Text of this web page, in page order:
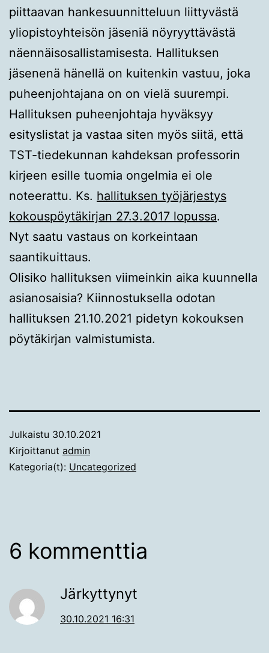
piittaavan hankesuunnitteluun liittyvästä
yliopistoyhteisön jäseniä nöyryyttävästä
näennäisosallistamisesta. Hallituksen
jäsenenä hänellä on kuitenkin vastuu, joka
puheenjohtajana on on vielä suurempi.
Hallituksen puheenjohtaja hyväksyy
esityslistat ja vastaa siten myös siitä, että
TST-tiedekunnan kahdeksan professorin
kirjeen esille tuomia ongelmia ei ole
noteerattu. Ks. hallituksen työjärjestys
kokouspöytäkirjan 27.3.2017 lopussa.
Nyt saatu vastaus on korkeintaan
saantikuittaus.
Olisiko hallituksen viimeinkin aika kuunnella
asianosaisia? Kiinnostuksella odotan
hallituksen 21.10.2021 pidetyn kokouksen
pöytäkirjan valmistumista.
Julkaistu 30.10.2021
Kirjoittanut admin
Kategoria(t): Uncategorized
6 kommenttia
Järkyttynyt
30.10.2021 16:31